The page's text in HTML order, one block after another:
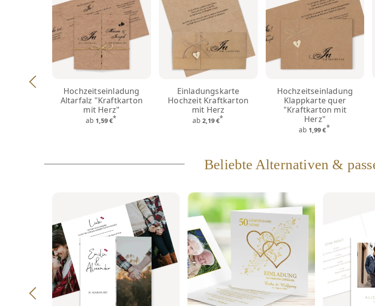
Hochzeitseinladung
Altarfalz "Kraftkarton
mit Herz"
ab 1,59 €*
Einladungskarte
Hochzeit Kraftkarton
mit Herz
ab 2,19 €*
Hochzeitseinladung
Klappkarte quer
"Kraftkarton mit
Herz"
ab 1,99 €*
Beliebte Alternativen &